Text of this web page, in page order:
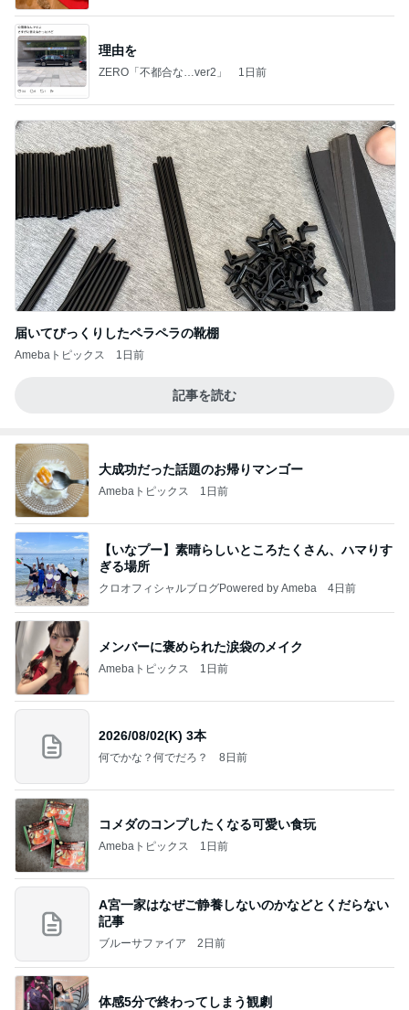
理由を
ZERO「不都合な…ver2」 1日前
届いてびっくりしたペラペラの靴棚
Amebaトピックス 1日前
記事を読む
大成功だった話題のお帰りマンゴー
Amebaトピックス 1日前
【いなプー】素晴らしいところたくさん、ハマりす
ぎる場所
クロオフィシャルブログPowered by Ameba 4日前
メンバーに褒められた涙袋のメイク
Amebaトピックス 1日前
2026/08/02(K) 3本
何でかな？何でだろ？ 8日前
コメダのコンプしたくなる可愛い食玩
Amebaトピックス 1日前
A宮一家はなぜご静養しないのかなどとくだらない
記事
ブルーサファイア 2日前
体感5分で終わってしまう観劇